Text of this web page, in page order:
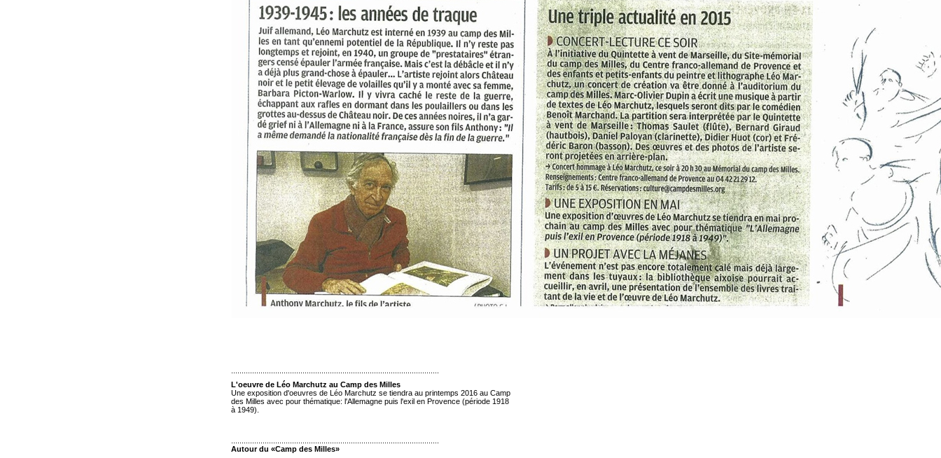
L'oeuvre de Léo Marchutz au Camp des Milles
Une exposition d'oeuvres de Léo Marchutz se tiendra au printemps 2016 au Camp
des Milles avec pour thématique: l'Allemagne puis l'exil en Provence (période 1918
à 1949).
Autour du «Camp des Milles»